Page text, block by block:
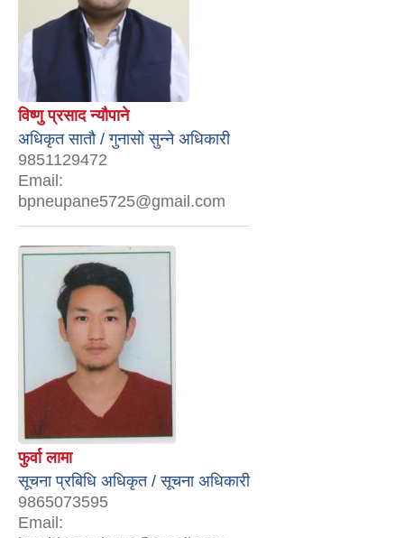
विष्णु प्रसाद न्यौपाने
अधिकृत सातौ / गुनासो सुन्‍ने अधिकारी
9851129472
Email:
bpneupane5725@gmail.com
फुर्वा लामा
सूचना प्रबिधि अधिकृत / सूचना अधिकारी
9865073595
Email: